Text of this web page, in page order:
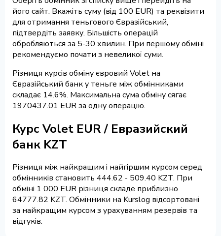
його сайт. Вкажіть суму (від 100 EUR) та реквізити
для отримання теньгового Євразійський,
підтвердіть заявку. Більшість операцій
обробляються за 5-30 хвилин. При першому обміні
рекомендуємо почати з невеликої суми.
Різниця курсів обміну євровий Volet на
Євразійський банк у теньге між обмінниками
складає 14.6%. Максимальна сума обміну сягає
1970437.01 EUR за одну операцію.
Курс Volet EUR / Евразийский
банк KZT
Різниця між найкращим і найгіршим курсом серед
обмінників становить 444.62 - 509.40 KZT. При
обміні 1 000 EUR різниця складе приблизно
64777.82 KZT. Обмінники на Kurslog відсортовані
за найкращим курсом з урахуванням резервів та
відгуків.